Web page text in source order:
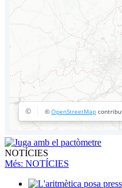
NOTÍCIES
Més: NOTÍCIES